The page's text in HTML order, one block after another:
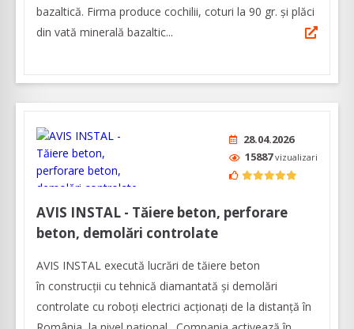
bazaltică. Firma produce cochilii, coturi la 90 gr. și plăci
din vată minerală bazaltic...
28.04.2026
15887vizualizari
AVIS INSTAL - Tăiere beton, perforare
beton, demolări controlate
AVIS INSTAL execută lucrări de tăiere beton
în construcţii cu tehnică diamantată și demolări
controlate cu roboți electrici acționați de la distanță în